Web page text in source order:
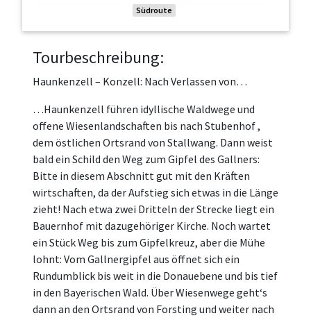
Südroute
Tourbeschreibung:
Haunkenzell – Konzell: Nach Verlassen von…
…Haunkenzell führen idyllische Waldwege und
offene Wiesenlandschaften bis nach Stubenhof ,
dem östlichen Ortsrand von Stallwang. Dann weist
bald ein Schild den Weg zum Gipfel des Gallners:
Bitte in diesem Abschnitt gut mit den Kräften
wirtschaften, da der Aufstieg sich etwas in die Länge
zieht! Nach etwa zwei Dritteln der Strecke liegt ein
Bauernhof mit dazugehöriger Kirche. Noch wartet
ein Stück Weg bis zum Gipfelkreuz, aber die Mühe
lohnt: Vom Gallnergipfel aus öffnet sich ein
Rundumblick bis weit in die Donauebene und bis tief
in den Bayerischen Wald. Über Wiesenwege geht‘s
dann an den Ortsrand von Forsting und weiter nach